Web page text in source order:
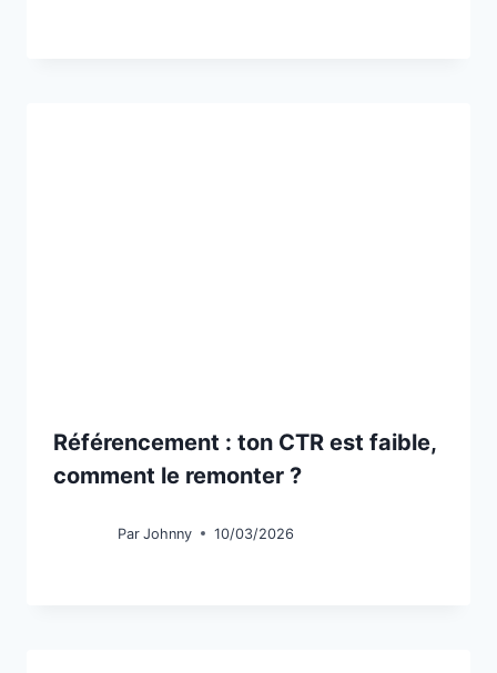
Référencement : ton CTR est faible,
comment le remonter ?
Par Johnny 10/03/2026